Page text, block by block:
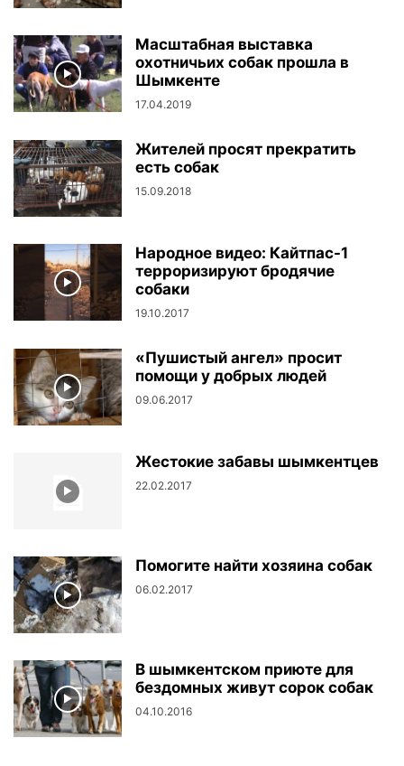
Масштабная выставка
охотничьих собак прошла в
Шымкенте
17.04.2019
Жителей просят прекратить
есть собак
15.09.2018
Народное видео: Кайтпас-1
терроризируют бродячие
собаки
19.10.2017
«Пушистый ангел» просит
помощи у добрых людей
09.06.2017
Жестокие забавы шымкентцев
22.02.2017
Помогите найти хозяина собак
06.02.2017
В шымкентском приюте для
бездомных живут сорок собак
04.10.2016